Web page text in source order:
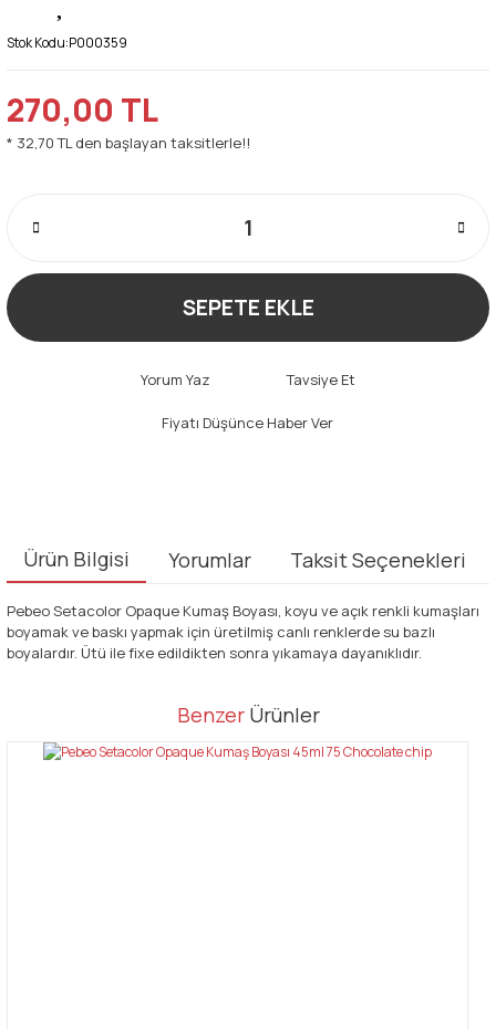
Stok Kodu:P000359
270,00 TL
* 32,70 TL den başlayan taksitlerle!!
SEPETE EKLE
Yorum Yaz Tavsiye Et
Fiyatı Düşünce Haber Ver
Ürün Bilgisi Yorumlar Taksit Seçenekleri
Pebeo Setacolor Opaque Kumaş Boyası, koyu ve açık renkli kumaşları
boyamak ve baskı yapmak için üretilmiş canlı renklerde su bazlı
boyalardır. Ütü ile fixe edildikten sonra yıkamaya dayanıklıdır.
Bu ürüne ilk yorumu siz yapın!
Bu ürünün fiyat bilgisi, resim, ürün açıklamalarında ve diğer
tarafımıza iletebilirsiniz.
Benzer Ürünler